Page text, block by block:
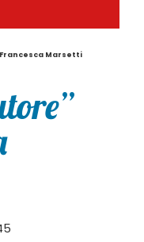
Marsetti